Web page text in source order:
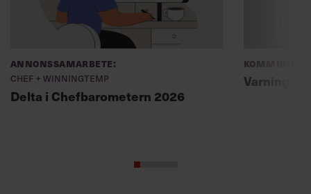
Annonssamarbete:
Chef + Winningtemp
Delta i Chefbarometern 2026
Varning